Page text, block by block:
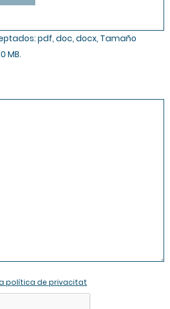
pdf, doc, docx, Tamaño
MB.
política de privacitat